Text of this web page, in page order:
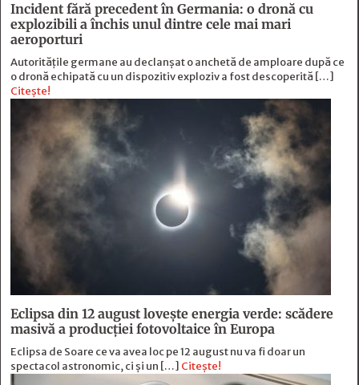
Incident fără precedent în Germania: o dronă cu
explozibili a închis unul dintre cele mai mari
aeroporturi
Autoritățile germane au declanșat o anchetă de amploare după ce
o dronă echipată cu un dispozitiv exploziv a fost descoperită […]
Citește!
Eclipsa din 12 august lovește energia verde: scădere
masivă a producției fotovoltaice în Europa
Eclipsa de Soare ce va avea loc pe 12 august nu va fi doar un
spectacol astronomic, ci și un […] Citește!